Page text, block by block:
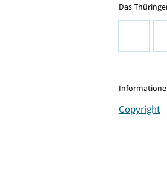
Das
Copyright